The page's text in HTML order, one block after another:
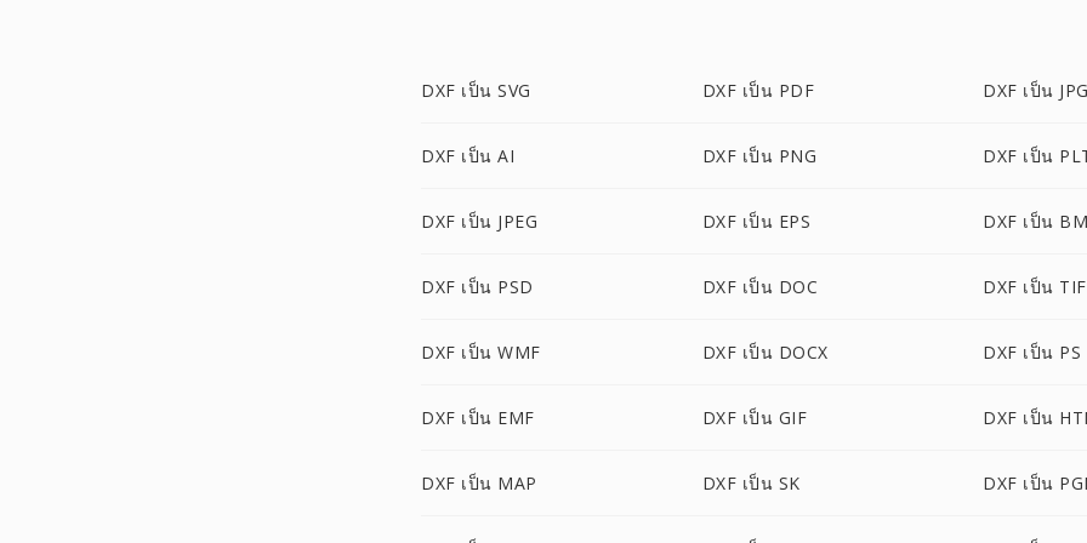
DXF เป็น SVG DXF เป็น PDF DXF เป็น JPG
DXF เป็น AI DXF เป็น PNG DXF เป็น
DXF เป็น JPEG DXF เป็น EPS DXF เป็น
DXF เป็น PSD DXF เป็น DOC DXF เป็น
DXF เป็น WMF DXF เป็น DOCX DXF เป็น PS
DXF เป็น EMF DXF เป็น GIF DXF เป็น
DXF เป็น MAP DXF เป็น SK DXF เป็น